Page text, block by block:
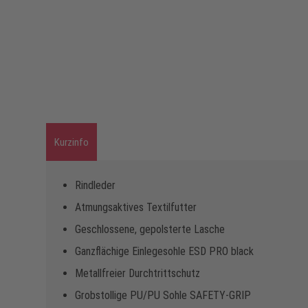
Kurzinfo
Rindleder
Atmungsaktives Textilfutter
Geschlossene, gepolsterte Lasche
Ganzflächige Einlegesohle ESD PRO black
Metallfreier Durchtrittschutz
Grobstollige PU/PU Sohle SAFETY-GRIP